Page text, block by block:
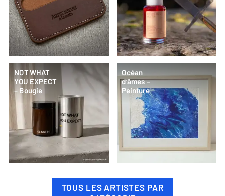
NOT WHAT
YOU EXPECT
– Bougie
Océan
d’âmes –
Peinture
TOUS LES ARTISTES PAR